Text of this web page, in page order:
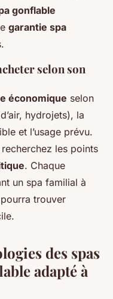
gonflable
garantie spa
selon son
économique selon
hydrojets), la
et l’usage prévu.
les points
. Chaque
un spa familial à
trouver
des spas
adapté à